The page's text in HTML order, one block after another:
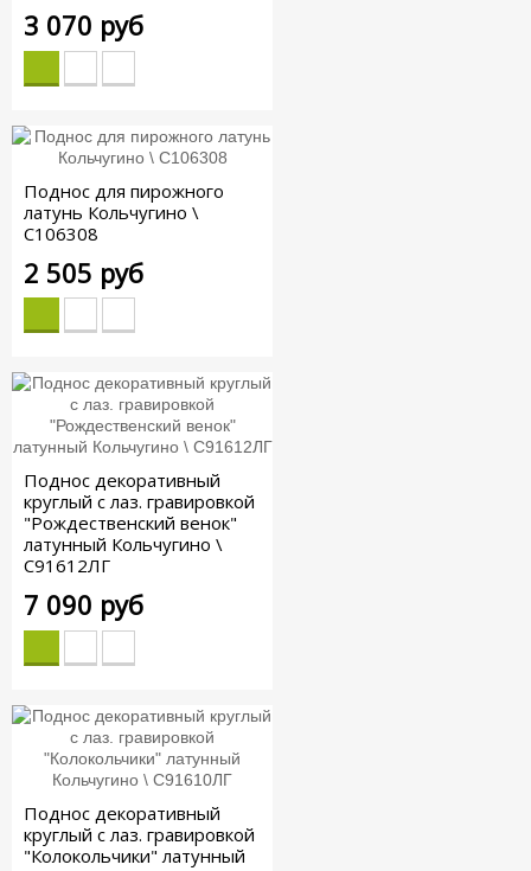
3 070 руб
Поднос для пирожного
латунь Кольчугино \
С106308
2 505 руб
Поднос декоративный
круглый с лаз. гравировкой
"Рождественский венок"
латунный Кольчугино \
С91612ЛГ
7 090 руб
Поднос декоративный
круглый с лаз. гравировкой
"Колокольчики" латунный